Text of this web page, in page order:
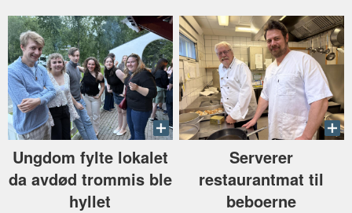
Ungdom fylte lokalet
da avdød trommis ble
hyllet
Serverer
restaurantmat til
beboerne